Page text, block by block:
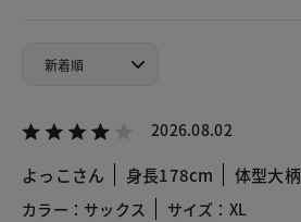
2026.08.02
よっこさん 身長178cm 体型大柄
カラー：サックス
サイズ：XL